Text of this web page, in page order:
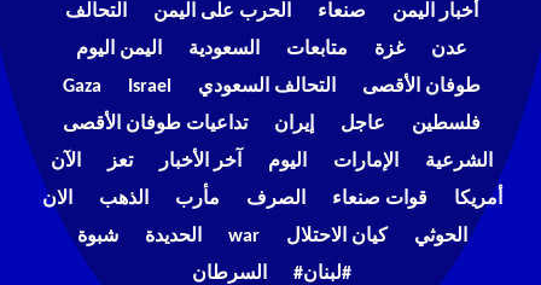
أخبار اليمن
صنعاء الحرب على اليمن
التحالف
عدن
غزة متابعات السعودية
اليمن اليوم
طوفان الأقصى
التحالف السعودي Israel
Gaza
فلسطين
عاجل إيران
تداعيات طوفان الأقصى
الشرعية
الإمارات اليوم آخر الأخبار تعز
الآن
أمريكا
قوات صنعاء الصرف مأرب الذهب
الان
الحوثي
كيان الاحتلال war الحديدة
شبوة
#لبنان#
السرطان